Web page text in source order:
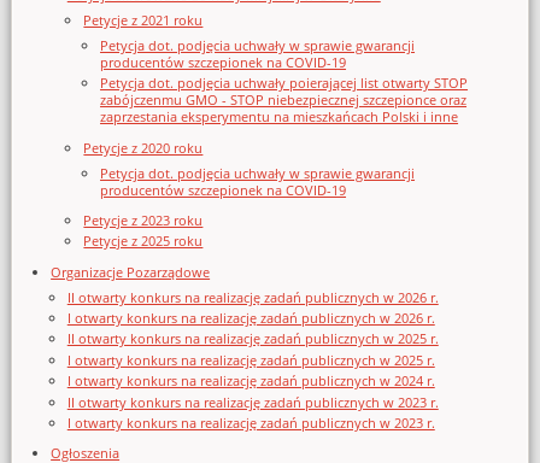
Petycje z 2021 roku
Petycja dot. podjęcia uchwały w sprawie gwarancji
producentów szczepionek na COVID-19
Petycja dot. podjęcia uchwały poierającej list otwarty STOP
zabójczenmu GMO - STOP niebezpiecznej szczepionce oraz
zaprzestania eksperymentu na mieszkańcach Polski i inne
Petycje z 2020 roku
Petycja dot. podjęcia uchwały w sprawie gwarancji
producentów szczepionek na COVID-19
Petycje z 2023 roku
Petycje z 2025 roku
Organizacje Pozarządowe
II otwarty konkurs na realizację zadań publicznych w 2026 r.
I otwarty konkurs na realizację zadań publicznych w 2026 r.
II otwarty konkurs na realizację zadań publicznych w 2025 r.
I otwarty konkurs na realizację zadań publicznych w 2025 r.
I otwarty konkurs na realizację zadań publicznych w 2024 r.
II otwarty konkurs na realizację zadań publicznych w 2023 r.
I otwarty konkurs na realizację zadań publicznych w 2023 r.
Ogłoszenia